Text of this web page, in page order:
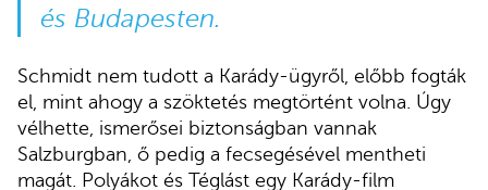
és Budapesten.
Schmidt nem tudott a Karády-ügyről, előbb fogták
el, mint ahogy a szöktetés megtörtént volna. Úgy
vélhette, ismerősei biztonságban vannak
Salzburgban, ő pedig a fecsegésével mentheti
magát. Polyákot és Téglást egy Karády-film